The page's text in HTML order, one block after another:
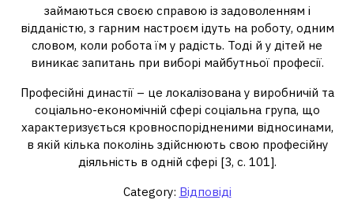
займаються своєю справою із задоволенням і
відданістю, з гарним настроєм ідуть на роботу, одним
словом, коли робота їм у радість. Тоді й у дітей не
виникає запитань при виборі майбутньої професії.
Професійні династії – це локалізована у виробничій та
соціально-економічній сфері соціальна група, що
характеризується кровноспорідненими відносинами,
в якій кілька поколінь здійснюють свою професійну
діяльність в одній сфері [3, с. 101].
Category: Відповіді